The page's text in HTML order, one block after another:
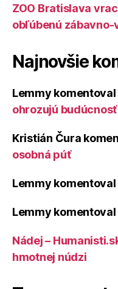
ZOO Bratislava
obľúbenú
Najnovšie
Lemmy komentoval
ohrozujú
Kristián Čura
osobná púť
Lemmy komentoval
Lemmy komentoval
Nádej –
hmotnej núdzi